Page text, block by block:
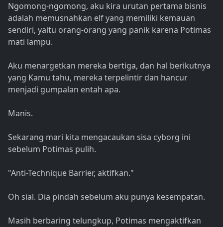
Ngomong-ngomong, aku kira urutan pertama bisnis
adalah memusnahkan elf yang memiliki kemauan
sendiri, yaitu orang-orang yang panik karena Potimas
mati lampu.
Aku menargetkan mereka bertiga, dan hal berikutnya
yang Kamu tahu, mereka terpelintir dan hancur
menjadi gumpalan entah apa.
Manis.
Sekarang mari kita mengacaukan sisa cyborg ini
sebelum Potimas pulih.
"Anti-Technique Barrier, aktifkan."
Oh sial. Dia pindah sebelum aku punya kesempatan.
Masih berbaring telungkup, Potimas mengaktifkan